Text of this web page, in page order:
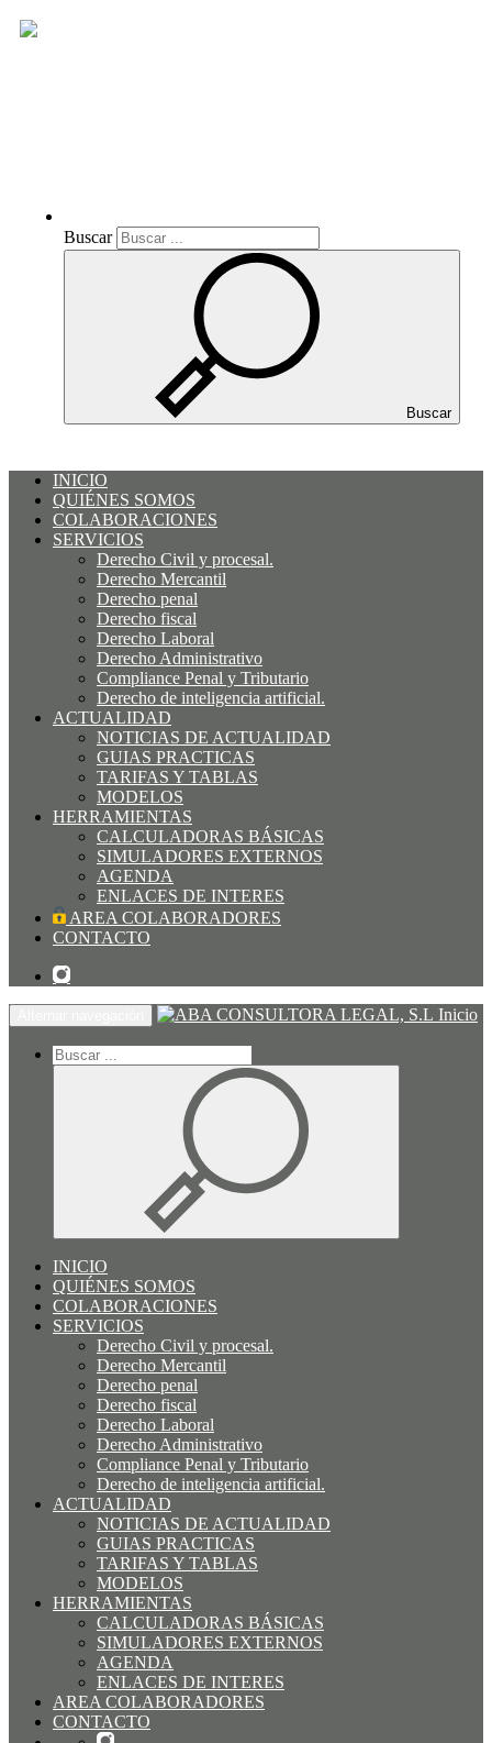
Buscar
Buscar
INICIO
QUIÉNES SOMOS
COLABORACIONES
SERVICIOS
Derecho Civil y procesal.
Derecho Mercantil
Derecho penal
Derecho fiscal
Derecho Laboral
Derecho Administrativo
Compliance Penal y Tributario
Derecho de inteligencia artificial.
ACTUALIDAD
NOTICIAS DE ACTUALIDAD
GUIAS PRACTICAS
TARIFAS Y TABLAS
MODELOS
HERRAMIENTAS
CALCULADORAS BÁSICAS
SIMULADORES EXTERNOS
AGENDA
ENLACES DE INTERES
AREA COLABORADORES
CONTACTO
Inicio
INICIO
QUIÉNES SOMOS
COLABORACIONES
SERVICIOS
Derecho Civil y procesal.
Derecho Mercantil
Derecho penal
Derecho fiscal
Derecho Laboral
Derecho Administrativo
Compliance Penal y Tributario
Derecho de inteligencia artificial.
ACTUALIDAD
NOTICIAS DE ACTUALIDAD
GUIAS PRACTICAS
TARIFAS Y TABLAS
MODELOS
HERRAMIENTAS
CALCULADORAS BÁSICAS
SIMULADORES EXTERNOS
AGENDA
ENLACES DE INTERES
AREA COLABORADORES
CONTACTO